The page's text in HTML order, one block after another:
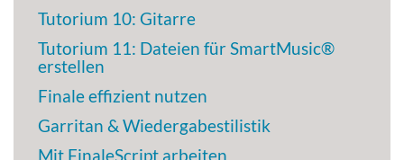
Tutorium 10: Gitarre
Tutorium 11: Dateien für SmartMusic®
erstellen
Finale effizient nutzen
Garritan & Wiedergabestilistik
Mit FinaleScript arbeiten